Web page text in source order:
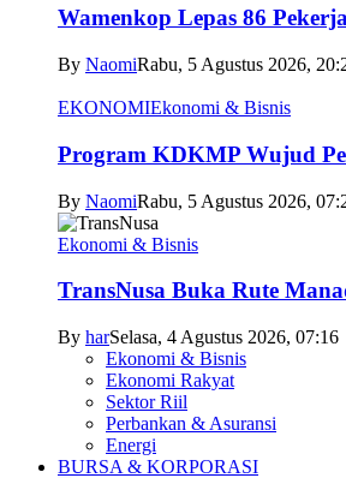
Wamenkop Lepas 86
By NaomiRabu, 5 Agustus 2026,
EKONOMIEkonomi & Bisnis
Program KDKMP Wujud
By NaomiRabu, 5 Agustus 2026,
Ekonomi & Bisnis
TransNusa Buka Rute
By harSelasa, 4 Agustus 2026, 07:16
Ekonomi & Bisnis
Ekonomi Rakyat
Sektor Riil
Perbankan & Asuransi
Energi
BURSA & KORPORASI